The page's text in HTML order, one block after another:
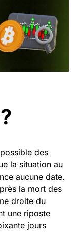
des
la situation au
aucune date.
la mort des
droite du
une riposte
jours